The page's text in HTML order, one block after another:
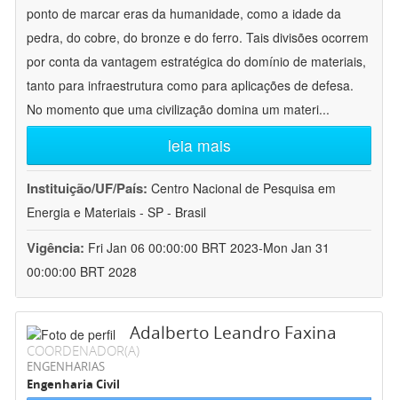
ponto de marcar eras da humanidade, como a idade da
pedra, do cobre, do bronze e do ferro. Tais divisões ocorrem
por conta da vantagem estratégica do domínio de materiais,
tanto para infraestrutura como para aplicações de defesa.
No momento que uma civilização domina um materi...
leia mais
Instituição/UF/País: Centro Nacional de Pesquisa em
Energia e Materiais - SP - Brasil
Vigência: Fri Jan 06 00:00:00 BRT 2023-Mon Jan 31
00:00:00 BRT 2028
Adalberto Leandro Faxina
COORDENADOR(A)
ENGENHARIAS
Engenharia Civil